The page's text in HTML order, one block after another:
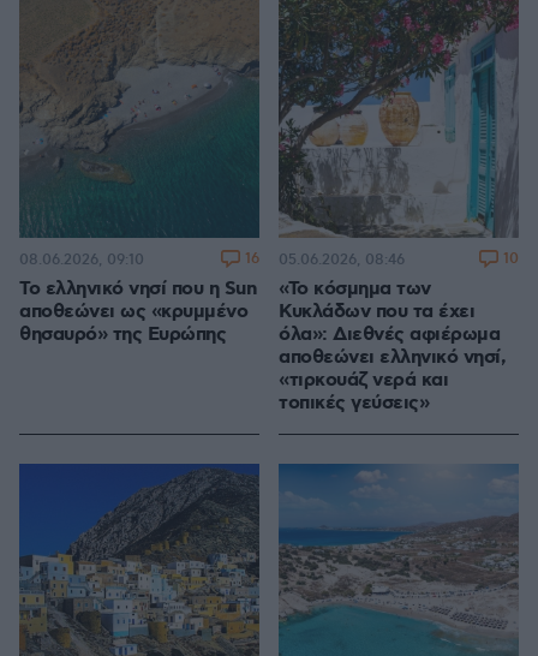
Το ελληνικό νησί που η Sun
αποθεώνει ως «κρυμμένο
θησαυρό» της Ευρώπης
08.06.2026, 09:10 16
«To κόσμημα των
Κυκλάδων που τα έχει
όλα»: Διεθνές αφιέρωμα
αποθεώνει ελληνικό νησί,
«τιρκουάζ νερά και
τοπικές γεύσεις»
05.06.2026, 08:46 10